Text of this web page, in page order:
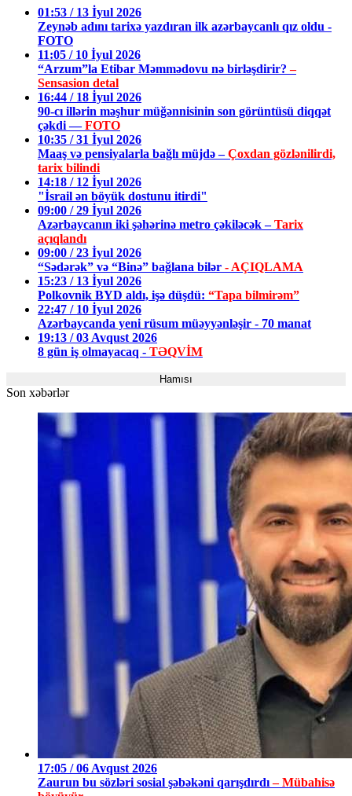
01:53 / 13 İyul 2026
Zeynəb adını tarixə yazdıran ilk azərbaycanlı qız oldu -
FOTO
11:05 / 10 İyul 2026
“Arzum”la Etibar Məmmədovu nə birləşdirir?–
Sensasion detal
16:44 / 18 İyul 2026
90-cı illərin məşhur müğənnisinin son görüntüsü diqqət
çəkdi —FOTO
10:35 / 31 İyul 2026
Maaş və pensiyalarla bağlı müjdə –Çoxdan gözlənilirdi,
tarix bilindi
14:18 / 12 İyul 2026
"İsrail ən böyük dostunu itirdi"
09:00 / 29 İyul 2026
Azərbaycanın iki şəhərinə metro çəkiləcək –Tarix
açıqlandı
09:00 / 23 İyul 2026
“Sədərək” və “Binə” bağlana bilər - AÇIQLAMA
15:23 / 13 İyul 2026
Polkovnik BYD aldı, işə düşdü: “Tapa bilmirəm”
22:47 / 10 İyul 2026
Azərbaycanda yeni rüsum müəyyənləşir - 70 manat
19:13 / 03 Avqust 2026
8 gün iş olmayacaq - TƏQVİM
Hamısı
Son xəbərlər
17:05 / 06 Avqust 2026
Zaurun bu sözləri sosial şəbəkəni qarışdırdı– Mübahisə